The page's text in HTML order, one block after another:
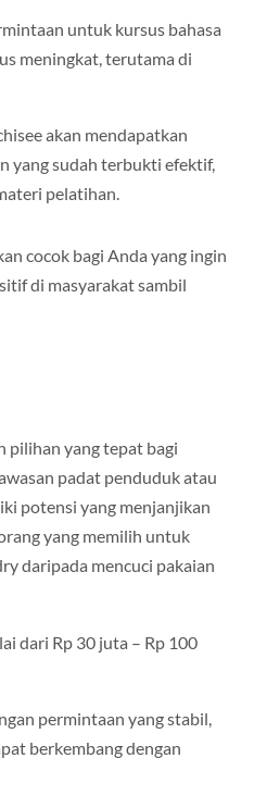
untuk kursus bahasa
meningkat, terutama di
akan mendapatkan
yang sudah terbukti efektif,
pelatihan.
cocok bagi Anda yang ingin
di masyarakat sambil
pilihan yang tepat bagi
padat penduduk atau
potensi yang menjanjikan
yang memilih untuk
daripada mencuci pakaian
dari Rp 30 juta – Rp 100
permintaan yang stabil,
berkembang dengan